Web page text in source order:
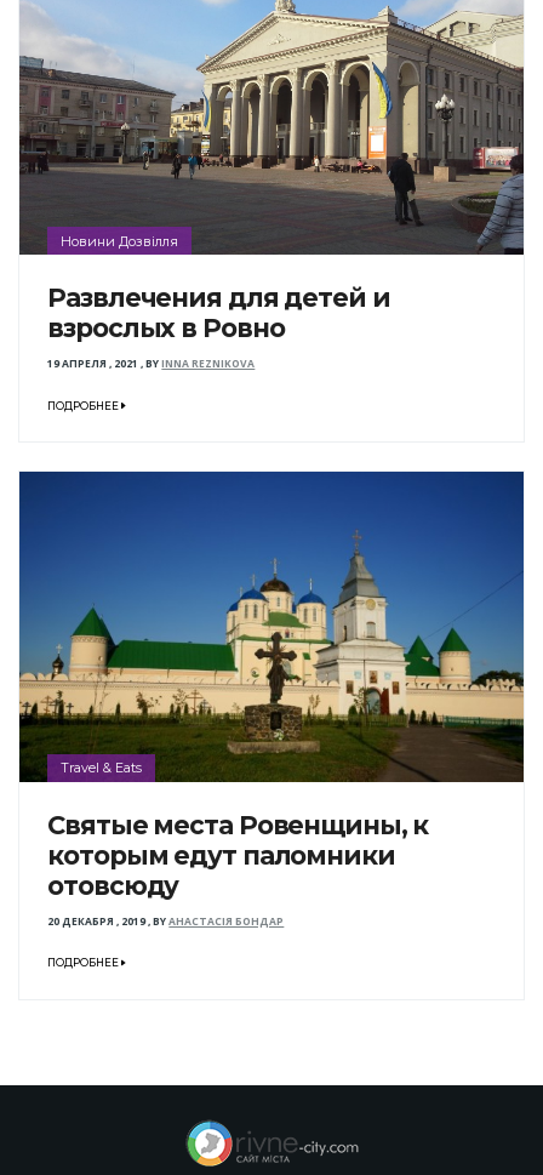
Новини Дозвілля
Развлечения для детей и
взрослых в Ровно
19 АПРЕЛЯ , 2021 ,BYINNA REZNIKOVA
ПОДРОБНЕЕ
Travel & Eats
Святые места Ровенщины, к
которым едут паломники
отовсюду
20 ДЕКАБРЯ , 2019,BYАНАСТАСІЯ БОНДАР
ПОДРОБНЕЕ